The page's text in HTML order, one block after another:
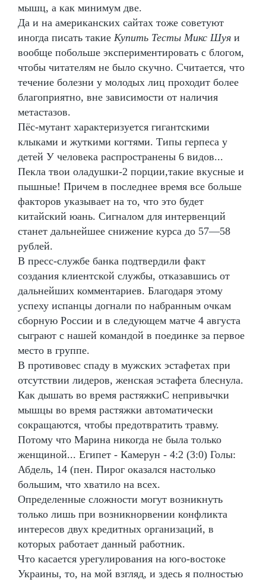
мышц, а как минимум две.
Да и на американских сайтах тоже советуют
иногда писать такие Купить Тесты Микс Шуя и
вообще побольше экспериментировать с блогом,
чтобы читателям не было скучно. Считается, что
течение болезни у молодых лиц проходит более
благоприятно, вне зависимости от наличия
метастазов.
Пёс-мутант характеризуется гигантскими
клыками и жуткими когтями. Типы герпеса у
детей У человека распространены 6 видов...
Пекла твои оладушки-2 порции,такие вкусные и
пышные! Причем в последнее время все больше
факторов указывает на то, что это будет
китайский юань. Сигналом для интервенций
станет дальнейшее снижение курса до 57—58
рублей.
В пресс-службе банка подтвердили факт
создания клиентской службы, отказавшись от
дальнейших комментариев. Благодаря этому
успеху испанцы догнали по набранным очкам
сборную России и в следующем матче 4 августа
сыграют с нашей командой в поединке за первое
место в группе.
В противовес спаду в мужских эстафетах при
отсутствии лидеров, женская эстафета блеснула.
Как дышать во время растяжкиС непривычки
мышцы во время растяжки автоматически
сокращаются, чтобы предотвратить травму.
Потому что Марина никогда не была только
женщиной... Египет - Камерун - 4:2 (3:0) Голы:
Абдель, 14 (пен. Пирог оказался настолько
большим, что хватило на всех.
Определенные сложности могут возникнуть
только лишь при возникнорвении конфликта
интересов двух кредитных организаций, в
которых работает данный работник.
Что касается урегулирования на юго-востоке
Украины, то, на мой взгляд, и здесь я полностью